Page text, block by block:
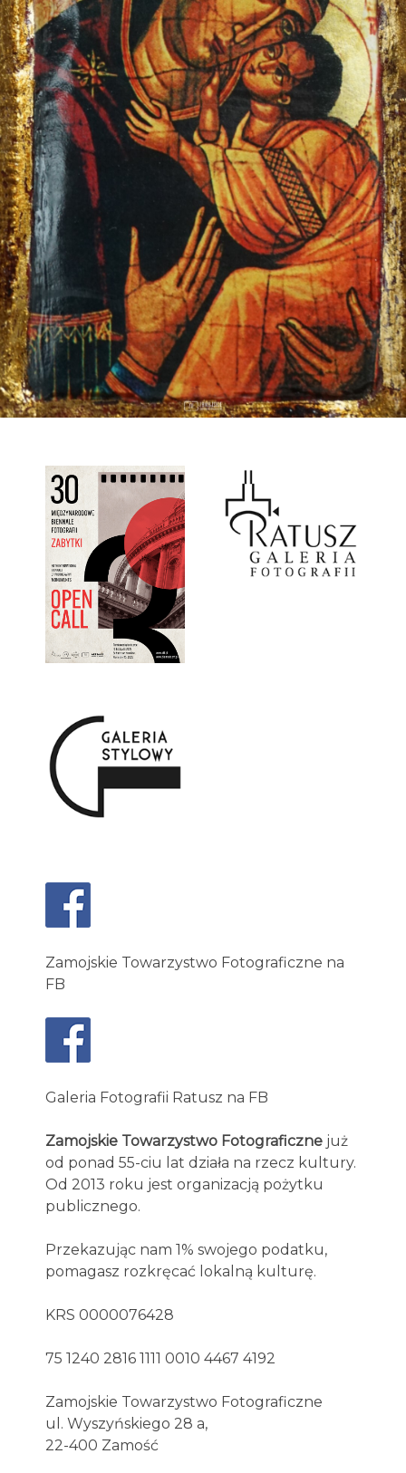
Zamojskie Towarzystwo Fotograficzne na
FB
Galeria Fotografii Ratusz na FB
Zamojskie Towarzystwo Fotograficzne już
od ponad 55-ciu lat działa na rzecz kultury.
Od 2013 roku jest organizacją pożytku
publicznego.
Przekazując nam 1% swojego podatku,
pomagasz rozkręcać lokalną kulturę.
KRS 0000076428
75 1240 2816 1111 0010 4467 4192
Zamojskie Towarzystwo Fotograficzne
ul. Wyszyńskiego 28 a,
22-400 Zamość